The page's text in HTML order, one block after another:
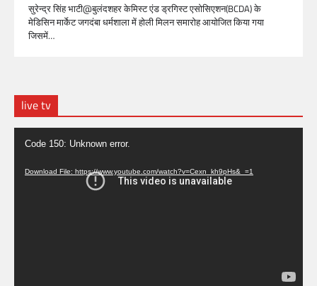
सुरेन्द्र सिंह भाटी@बुलंदशहर केमिस्ट एंड ड्रगिस्ट एसोसिएशन(BCDA) के
मेडिसिन मार्केट जगदंबा धर्मशाला में होली मिलन समारोह आयोजित किया गया
जिसमें…
live tv
Video
Player
Code 150: Unknown error.
Download File: https://www.youtube.com/watch?v=Cexn_kh9pHs&_=1